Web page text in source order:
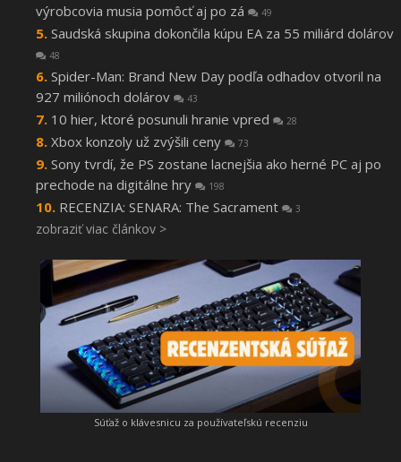
výrobcovia musia pomôcť aj po zá
49
Saudská skupina dokončila kúpu EA za 55 miliárd dolárov
48
Spider-Man: Brand New Day podľa odhadov otvoril na
927 miliónoch dolárov
43
10 hier, ktoré posunuli hranie vpred 28
Xbox konzoly už zvýšili ceny 73
Sony tvrdí, že PS zostane lacnejšia ako herné PC aj po
prechode na digitálne hry
198
RECENZIA: SENARA: The Sacrament 3
zobraziť viac článkov >
Súťaž o klávesnicu za používateľskú recenziu